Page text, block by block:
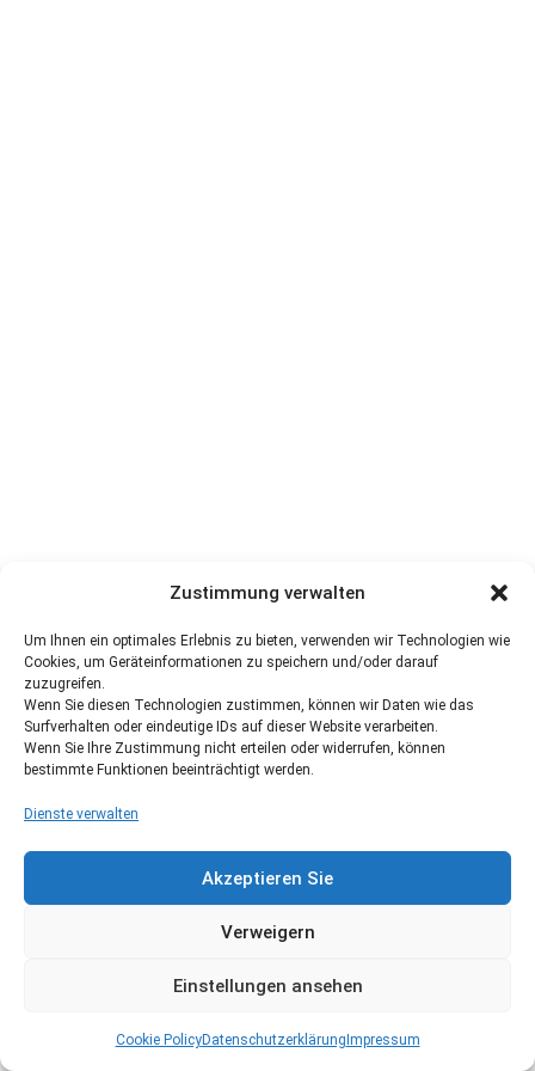
Zustimmung verwalten
Um Ihnen ein optimales Erlebnis zu bieten, verwenden wir Technologien wie
Cookies, um Geräteinformationen zu speichern und/oder darauf
zuzugreifen.
Wenn Sie diesen Technologien zustimmen, können wir Daten wie das
Surfverhalten oder eindeutige IDs auf dieser Website verarbeiten.
Wenn Sie Ihre Zustimmung nicht erteilen oder widerrufen, können
bestimmte Funktionen beeinträchtigt werden.
Dienste verwalten
Akzeptieren Sie
Verweigern
Einstellungen ansehen
Cookie PolicyDatenschutzerklärung Impressum